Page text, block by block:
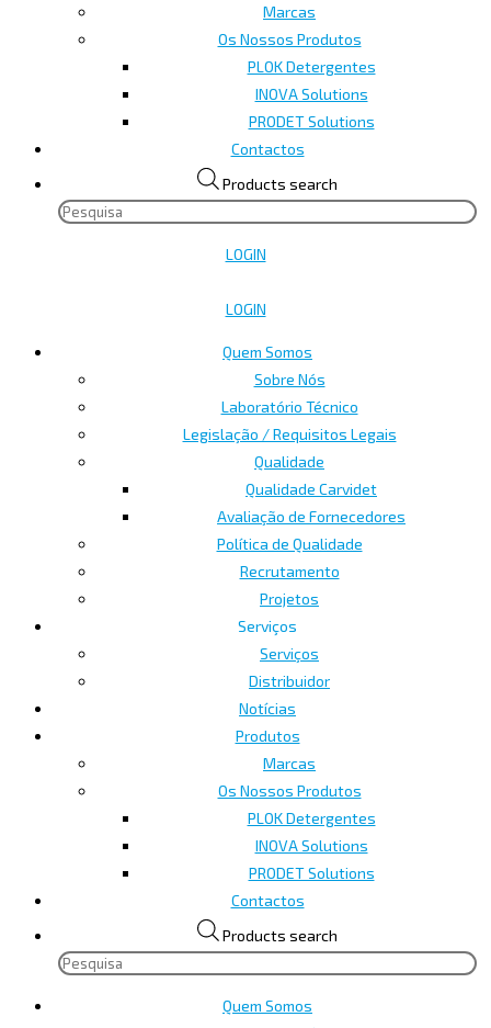
Marcas
Os Nossos Produtos
PLOK Detergentes
INOVA Solutions
PRODET Solutions
Contactos
Products search
LOGIN
LOGIN
Quem Somos
Sobre Nós
Laboratório Técnico
Legislação / Requisitos Legais
Qualidade
Qualidade Carvidet
Avaliação de Fornecedores
Política de Qualidade
Recrutamento
Projetos
Serviços
Serviços
Distribuidor
Notícias
Produtos
Marcas
Os Nossos Produtos
PLOK Detergentes
INOVA Solutions
PRODET Solutions
Contactos
Products search
Quem Somos